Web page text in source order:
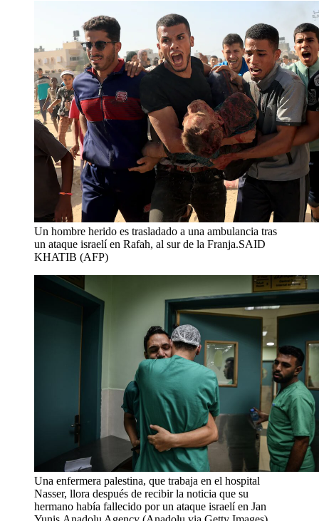
Un hombre herido es trasladado a una ambulancia tras
un ataque israelí en Rafah, al sur de la Franja.SAID
KHATIB (AFP)
Una enfermera palestina, que trabaja en el hospital
Nasser, llora después de recibir la noticia que su
hermano había fallecido por un ataque israelí en Jan